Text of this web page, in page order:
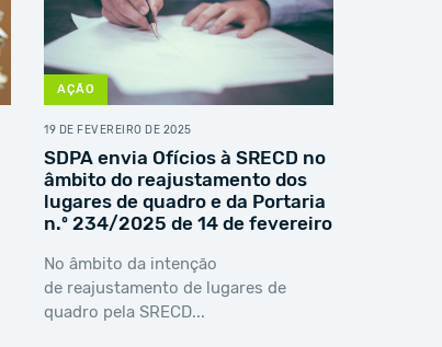
AÇÃO
19 DE FEVEREIRO DE 2025
SDPA envia Ofícios à SRECD no
âmbito do reajustamento dos
lugares de quadro e da Portaria
n.º 234/2025 de 14 de fevereiro
No âmbito da intenção
de reajustamento de lugares de
quadro pela SRECD...